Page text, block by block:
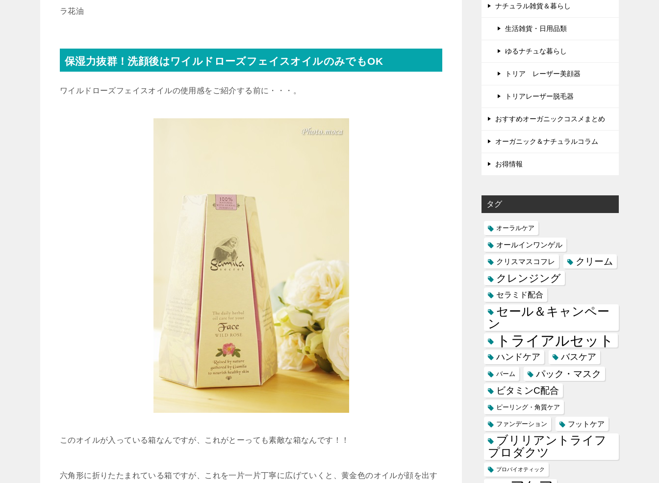
ラ花油
保湿力抜群！洗顔後はワイルドローズフェイスオイルのみでもOK
ワイルドローズフェイスオイルの使用感をご紹介する前に・・・。
このオイルが入っている箱なんですが、これがとーっても素敵な箱なんです！！
六角形に折りたたまれている箱ですが、これを一片一片丁寧に広げていくと、黄金色のオイルが顔を出す
ナチュラル雑貨＆暮らし
生活雑貨・日用品類
ゆるナチュな暮らし
トリア レーザー美顔器
トリアレーザー脱毛器
おすすめオーガニックコスメまとめ
オーガニック＆ナチュラルコラム
お得情報
タグ
オーラルケア
オールインワンゲル
クリスマスコフレ
クリーム
クレンジング
セラミド配合
セール＆キャンペー
ン
トライアルセット
ハンドケア バスケア
バーム
パック・マスク
ビタミンC配合
ピーリング・角質ケア
ファンデーション フットケア
ブリリアントライフ
プロダクツ
プロバイオティック